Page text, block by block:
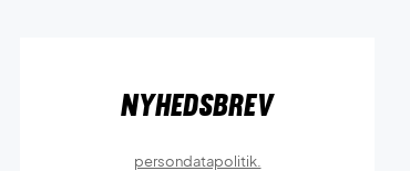
Nyhedsbrev
persondatapolitik.